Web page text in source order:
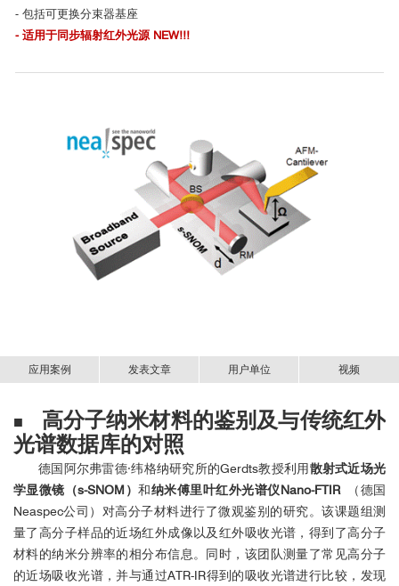
- 包括可更换分束器基座
- 适用于同步辐射红外光源 NEW!!!
应用案例 发表文章 用户单位 视频
■
高分子纳米材料的鉴别及与传统红外
光谱数据库的对照
德国阿尔弗雷德·纬格纳研究所的Gerdts教授利用散射式近场光
学显微镜（s-SNOM）和纳米傅里叶红外光谱仪Nano-FTIR
（德国
Neaspec公司）对高分子材料进行了微观鉴别的研究。该课题组测
量了高分子样品的近场红外成像以及红外吸收光谱，得到了高分子
材料的纳米分辨率的相分布信息。同时，该团队测量了常见高分子
的近场吸收光谱，并与通过ATR-IR得到的吸收光谱进行比较，发现
截止到2024年3月，neaspec国内用户发表文章总计
超过 178 篇；影响因子
部分用户好评与列表（排名不分先后）
10纳米分辨近场成像和红外光谱系统介绍